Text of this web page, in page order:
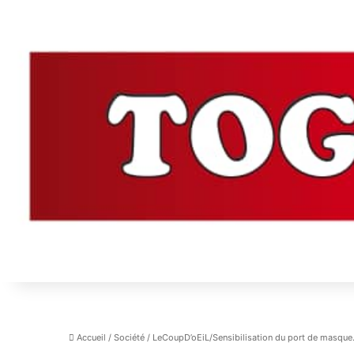
Accueil / Société / LeCoupD’oEiL/Sensibilisation du port de masque.